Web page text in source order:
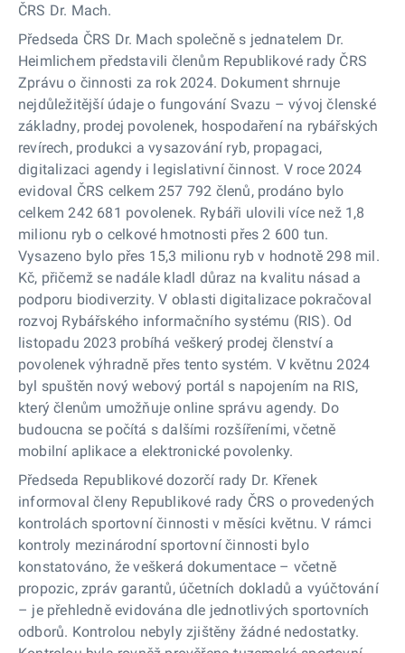
ČRS Dr. Mach.
Předseda ČRS Dr. Mach společně s jednatelem Dr.
Heimlichem představili členům Republikové rady ČRS
Zprávu o činnosti za rok 2024. Dokument shrnuje
nejdůležitější údaje o fungování Svazu – vývoj členské
základny, prodej povolenek, hospodaření na rybářských
revírech, produkci a vysazování ryb, propagaci,
digitalizaci agendy i legislativní činnost. V roce 2024
evidoval ČRS celkem 257 792 členů, prodáno bylo
celkem 242 681 povolenek. Rybáři ulovili více než 1,8
milionu ryb o celkové hmotnosti přes 2 600 tun.
Vysazeno bylo přes 15,3 milionu ryb v hodnotě 298 mil.
Kč, přičemž se nadále kladl důraz na kvalitu násad a
podporu biodiverzity. V oblasti digitalizace pokračoval
rozvoj Rybářského informačního systému (RIS). Od
listopadu 2023 probíhá veškerý prodej členství a
povolenek výhradně přes tento systém. V květnu 2024
byl spuštěn nový webový portál s napojením na RIS,
který členům umožňuje online správu agendy. Do
budoucna se počítá s dalšími rozšířeními, včetně
mobilní aplikace a elektronické povolenky.
Předseda Republikové dozorčí rady Dr. Křenek
informoval členy Republikové rady ČRS o provedených
kontrolách sportovní činnosti v měsíci květnu. V rámci
kontroly mezinárodní sportovní činnosti bylo
konstatováno, že veškerá dokumentace – včetně
propozic, zpráv garantů, účetních dokladů a vyúčtování
– je přehledně evidována dle jednotlivých sportovních
odborů. Kontrolou nebyly zjištěny žádné nedostatky.